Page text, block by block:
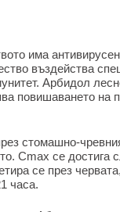
има
въздейства
Арбидол
повишаването на
стомашно-
Cmax се достига
се през
часа.